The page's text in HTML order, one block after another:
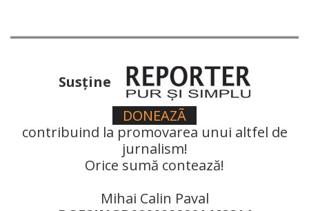
Susţine
DONEAZÃ
contribuind la promovarea unui altfel de
jurnalism!
Orice sumă contează!
Mihai Calin Paval